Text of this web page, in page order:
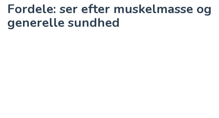
Fordele: ser efter muskelmasse og
generelle sundhed